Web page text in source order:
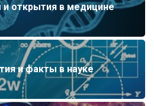
открытия в медицине
и факты в науке